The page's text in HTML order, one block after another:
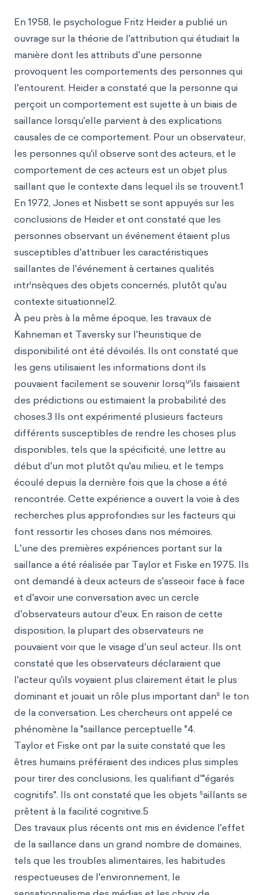
En 1958, le psychologue Fritz Heider a publié un
ouvrage sur la théorie de l'attribution qui étudiait la
manière dont les attributs d'une personne
provoquent les comportements des personnes qui
l'entourent. Heider a constaté que la personne qui
perçoit un comportement est sujette à un biais de
saillance lorsqu'elle parvient à des explications
causales de ce comportement. Pour un observateur,
les personnes qu'il observe sontdes acteurs, et le
comportement de ces acteurs est un objet plus
saillant que le contexte dans lequel ils se trouvent.1
En 1972, Jones et Nisbett se sont appuyés sur les
conclusions de Heider et ont constaté que les
personnes observant un événement étaient plus
susceptibles d'attribuer les caractéristiques
saillantes de l'événement à certaines qualités
intrinsèques des objets concernés, plutôt qu'au
contexte situationnel2.
À peu près à la même époque, les travaux de
Kahneman et Taversky sur l'heuristique de
disponibilité ont été dévoilés. Ils ont constaté que
les gens utilisaient les informations dont ils
pouvaient facilement se souvenir lorsqu'ils faisaient
des prédictions ou estimaient la probabilité des
choses.3 Ils ont expérimenté plusieurs facteurs
différents susceptibles de rendre les choses plus
disponibles, tels que la spécificité, une lettre au
début d'un mot plutôt qu'au milieu, et le temps
écoulé depuis la dernière fois que la chose a été
rencontrée. Cette expérience a ouvert la voie à des
recherches plus approfondies sur les facteurs qui
font ressortir les choses dans nos mémoires.
L'une des premières expériences portant sur la
saillance a été réalisée par Taylor et Fiske en 1975. Ils
ont demandé à deux acteurs de s'asseoir face à face
et d'avoir une conversation avec un cercle
d'observateurs autour d'eux. En raison de cette
disposition, la plupart des observateurs ne
pouvaient voir que le visage d'un seul acteur. Ils ont
constaté que les observateurs déclaraient que
l'acteur qu'ils voyaient plus clairement était le plus
dominant et jouait un rôle plus important dans le ton
de la conversation. Les chercheurs ont appelé ce
phénomène la "saillance perceptuelle "4.
Taylor et Fiske ont par la suite constaté que les
êtres humains préféraient des indices plus simples
pour tirer des conclusions, les qualifiant d'"égarés
cognitifs". Ils ont constaté que les objets saillants se
prêtent à la facilité cognitive.5
Des travaux plus récents ont mis en évidence l'effet
de la saillance dans un grand nombre de domaines,
tels que les troubles alimentaires, les habitudes
respectueuses de l'environnement, le